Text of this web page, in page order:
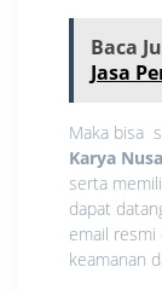
Baca
Jasa
Maka bisa
Karya Nusa
serta
dapat
email resmi
keamanan